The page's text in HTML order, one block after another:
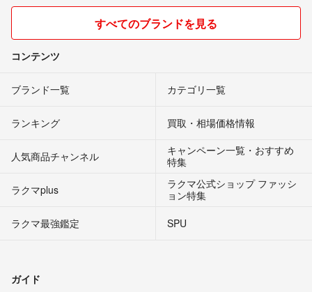
すべてのブランドを見る
コンテンツ
ブランド一覧 カテゴリ一覧
ランキング 買取・相場価格情報
人気商品チャンネル
キャンペーン一覧・おすすめ
特集
ラクマplus
ラクマ公式ショップ ファッシ
ョン特集
ラクマ最強鑑定
SPU
ガイド